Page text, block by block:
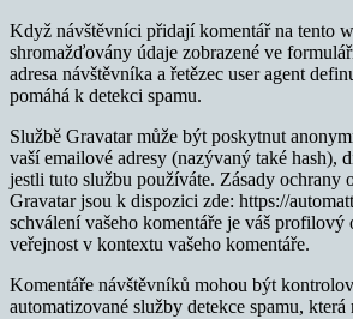
Když návštěvníci přidají komentář na tento
shromažďovány údaje zobrazené ve
adresa návštěvníka a řetězec user agent
pomáhá k detekci spamu.
Službě Gravatar může být poskytnut
vaší emailové adresy (nazývaný také hash),
jestli tuto službu používáte. Zásady ochrany
Gravatar jsou k dispozici zde: https://
schválení vašeho komentáře je váš
veřejnost v kontextu vašeho komentáře.
Komentáře návštěvníků mohou být
automatizované služby detekce spamu,